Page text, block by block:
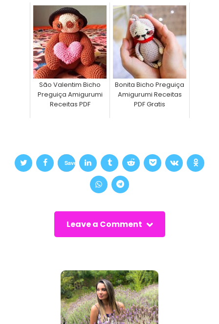
São Valentim Bicho
Preguiça Amigurumi
Receitas PDF
Bonita Bicho Preguiça
Amigurumi Receitas
PDF Gratis
Save
Leave a Comment